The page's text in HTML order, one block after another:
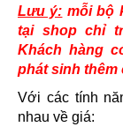
Lưu ý: mỗi bộ
tại shop chỉ
Khách hàng
phát sinh thêm
Với các tính
nhau về giá: